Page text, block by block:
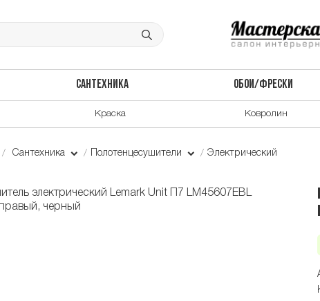
САНТЕХНИКА ОБОИ/ФРЕСКИ
Краска Ковролин
Сантехника Полотенцесушители Электрический